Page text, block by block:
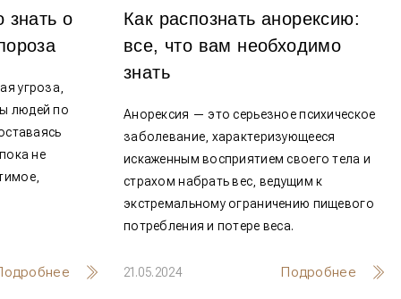
вам нужно знать о
остеопороза
— это скрытная угроза,
миллионы людей по
причем часто оставаясь
до тех пор, пока не
нечто необратимое,
Подробнее
Как распознать
все, что вам
Анорексия — это серьезное
заболевание,
искаженным восприятием
страхом набрать вес,
экстремальному
потребления и потере веса.